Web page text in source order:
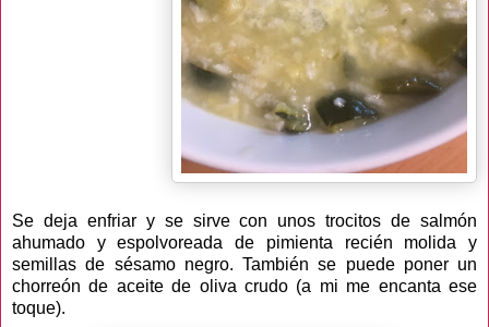
Se deja enfriar y se sirve con unos trocitos de salmón
ahumado y espolvoreada de pimienta recién molida y
semillas de sésamo negro. También se puede poner un
chorreón de aceite de oliva crudo (a mi me encanta ese
toque).